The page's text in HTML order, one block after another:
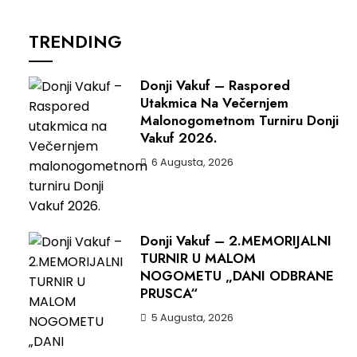
TRENDING
Donji Vakuf – Raspored
Utakmica Na Večernjem
Malonogometnom Turniru Donji
Vakuf 2026.
6 Augusta, 2026
Donji Vakuf – 2.MEMORIJALNI
TURNIR U MALOM
NOGOMETU „DANI ODBRANE
PRUSCA“
5 Augusta, 2026